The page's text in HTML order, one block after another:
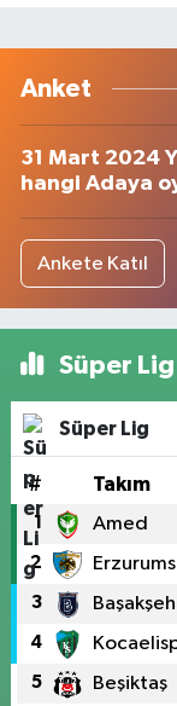
Anket
31 Mart 2024
hangi Adaya
Ankete Katıl
Süper
Süper Lig
# Takım
1 Amed
2
3
4
5 Beşiktaş